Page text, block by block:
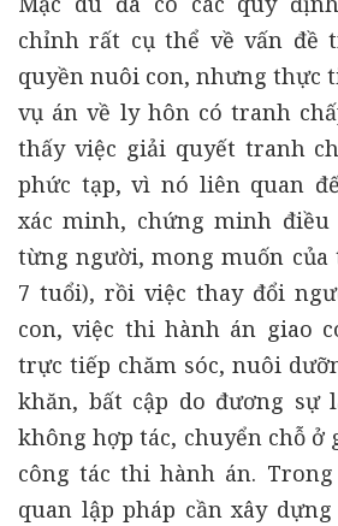
chỉnh rất cụ thể về vấn đề
quyền nuôi con, nhưng thực
vụ án về ly hôn có tranh
thấy việc giải quyết tranh
phức tạp, vì nó liên quan
xác minh, chứng minh
từng người, mong muốn
7 tuổi), rồi việc thay đổi
con, việc thi hành án giao
trực tiếp chăm sóc, nuôi
khăn, bất cập do đương sự
không hợp tác, chuyển chỗ ở
công tác thi hành án.
quan lập pháp cần xây